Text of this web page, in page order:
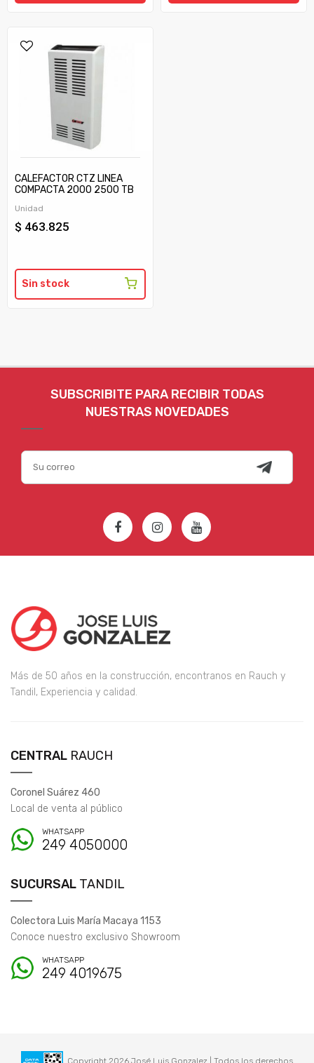
CALEFACTOR CTZ LINEA
COMPACTA 2000 2500 TB
Unidad
$ 463.825
Sin stock
SUBSCRIBITE PARA RECIBIR TODAS
NUESTRAS NOVEDADES
Más de 50 años en la construcción, encontranos en Rauch y
Tandil, Experiencia y calidad.
CENTRAL RAUCH
Coronel Suárez 460
Local de venta al público
WHATSAPP
249 4050000
SUCURSAL TANDIL
Colectora Luis María Macaya 1153
Conoce nuestro exclusivo Showroom
WHATSAPP
249 4019675
Copyright 2026 José Luis Gonzalez | Todos los derechos